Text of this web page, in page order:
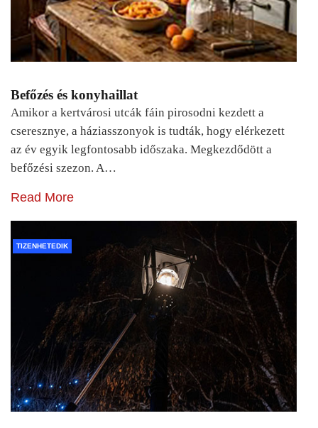
Befőzés és konyhaillat
Amikor a kertvárosi utcák fáin pirosodni kezdett a
cseresznye, a háziasszonyok is tudták, hogy elérkezett
az év egyik legfontosabb időszaka. Megkezdődött a
befőzési szezon. A…
Read More
TIZENHETEDIK